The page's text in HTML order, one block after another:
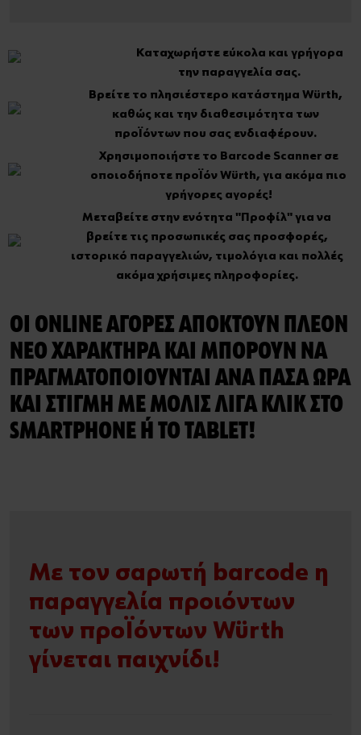
Καταχωρήστε εύκολα και γρήγορα
την παραγγελία σας.
Βρείτε το πλησιέστερο κατάστημα Würth,
καθώς και την διαθεσιμότητα των
προϊόντων που σας ενδιαφέρουν.
Χρησιμοποιήστε το Barcode Scanner σε
οποιοδήποτε προϊόν Würth, για ακόμα πιο
γρήγορες αγορές!
Μεταβείτε στην ενότητα "Προφίλ" για να
βρείτε τις προσωπικές σας προσφορές,
ιστορικό παραγγελιών, τιμολόγια και πολλές
ακόμα χρήσιμες πληροφορίες.
ΟΙ ONLINE ΑΓΟΡΈΣ ΑΠΟΚΤΟΎΝ ΠΛΈΟΝ
ΝΈΟ ΧΑΡΑΚΤΉΡΑ ΚΑΙ ΜΠΟΡΟΎΝ ΝΑ
ΠΡΑΓΜΑΤΟΠΟΙΟΎΝΤΑΙ ΑΝΆ ΠΆΣΑ ΏΡΑ
ΚΑΙ ΣΤΙΓΜΉ ΜΕ ΜΌΛΙΣ ΛΊΓΑ ΚΛΙΚ ΣΤΟ
SMARTPHONE Ή ΤΟ TABLET!
Με τον σαρωτή barcode η
παραγγελία προιόντων
των προϊόντων Würth
γίνεται παιχνίδι!